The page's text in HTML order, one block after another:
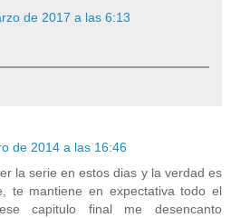
de 2017 a las 6:13
de 2014 a las 16:46
la serie en estos dias y la verdad es
te mantiene en expectativa todo el
capitulo final me desencanto